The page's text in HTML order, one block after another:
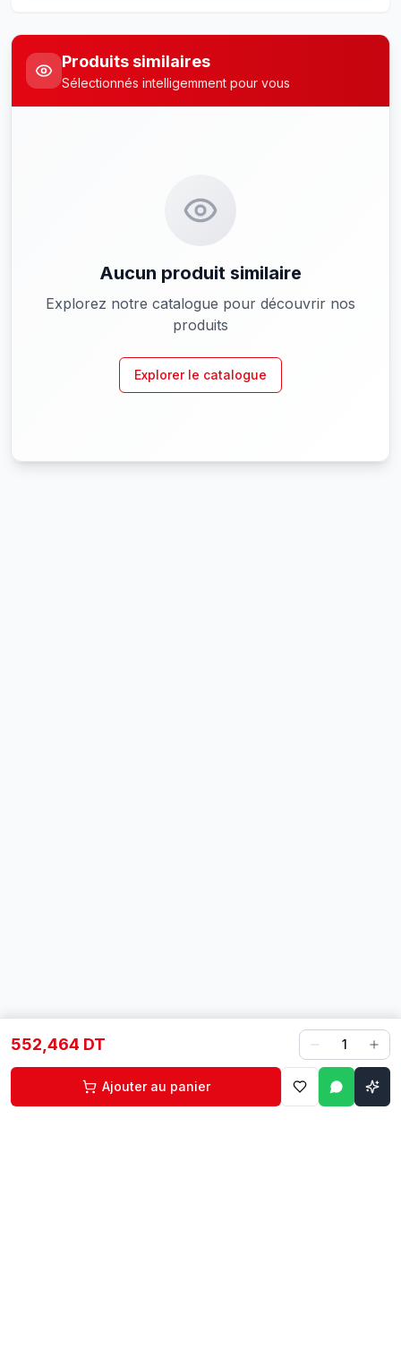
Produits similaires
Sélectionnés intelligemment pour vous
Aucun produit similaire
Explorez notre catalogue pour découvrir nos
produits
Explorer le catalogue
552,464 DT 1
Ajouter au panier